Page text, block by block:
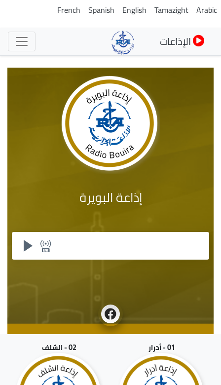
تجاوز
Arabic
Tamazight
English
Spanish
French
الإذاعات
إذاعة البويرة
01 - أدرار 02 - الشلف